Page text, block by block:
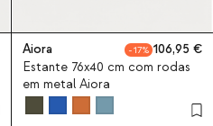
Aiora 17
106,95
Estante 76x40 cm com rodas
em metal Aiora